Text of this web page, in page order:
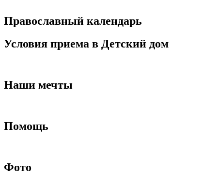
Православный календарь
Условия приема в Детский дом
Наши мечты
Помощь
Фото